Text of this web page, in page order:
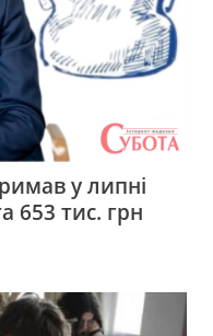
у липні
653 тис. грн